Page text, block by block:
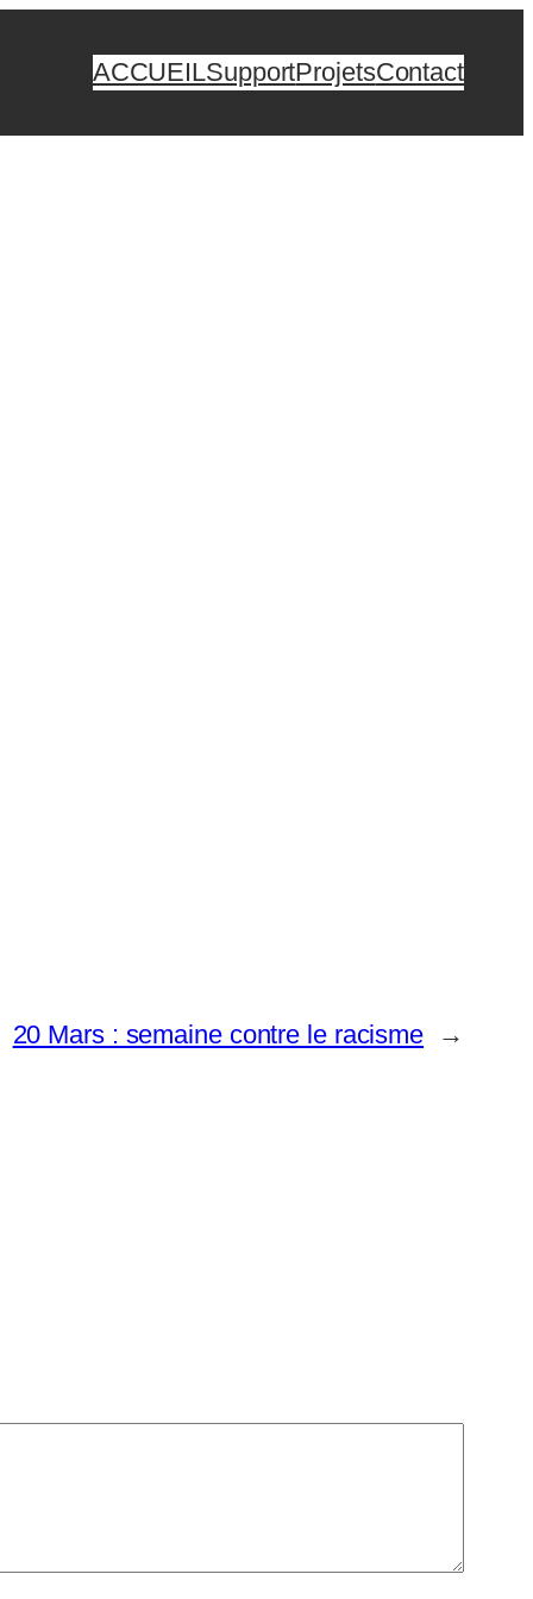
ACCUEILSupportProjetsContact
20 Mars : semaine contre le racisme →